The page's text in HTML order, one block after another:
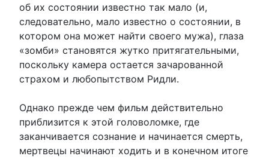
об их состоянии известно так мало (и,
следовательно, мало известно о состоянии, в
котором она может найти своего мужа), глаза
«зомби» становятся жутко притягательными,
поскольку камера остается зачарованной
страхом и любопытством Ридли.
Однако прежде чем фильм действительно
приблизится к этой головоломке, где
заканчивается сознание и начинается смерть,
мертвецы начинают ходить и в конечном итоге